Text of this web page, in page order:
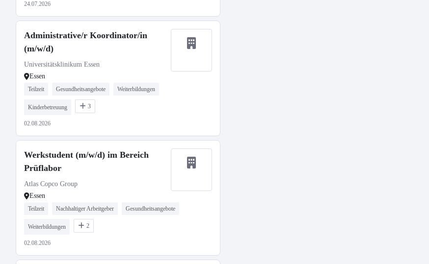
24.07.2026
Administrative/r Koordinator/in
(m/w/d)
Universitätsklinikum Essen
Essen
Teilzeit Gesundheitsangebote Weiterbildungen
Kinderbetreuung 3
02.08.2026
Werkstudent (m/w/d) im Bereich
Prüflabor
Atlas Copco Group
Essen
Teilzeit Nachhaltiger Arbeitgeber Gesundheitsangebote
Weiterbildungen 2
02.08.2026